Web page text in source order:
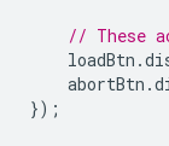
// These
loadBtn .
abortBtn .
});